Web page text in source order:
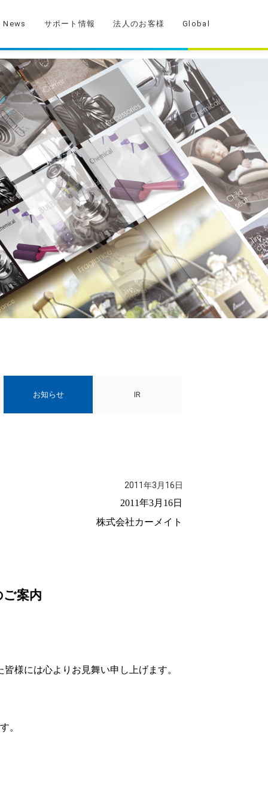
News サポート情報 法人のお客様 Global
お知らせ IR
2011年3月16日
2011年3月 16日
株式会社カーメイト
案内
様には心よりお見舞い申し上げます。
。